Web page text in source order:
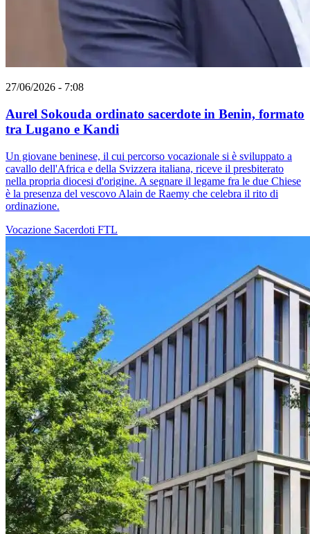
27/06/2026 - 7:08
Aurel Sokouda ordinato sacerdote in Benin, formato
tra Lugano e Kandi
Un giovane beninese, il cui percorso vocazionale si è sviluppato a
cavallo dell'Africa e della Svizzera italiana, riceve il presbiterato
nella propria diocesi d'origine. A segnare il legame fra le due Chiese
è la presenza del vescovo Alain de Raemy che celebra il rito di
ordinazione.
Vocazione Sacerdoti FTL